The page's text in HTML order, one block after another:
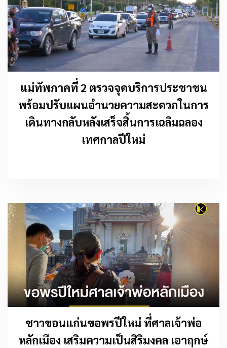
แม่ทัพภาคที่ 2 ตรวจจุดบริการประชาชน
พร้อมปรับแผนอำนวยความสะดวกในการ
เดินทางกลับหลังเสร็จสิ้นการเฉลิมฉลอง
เทศกาลปีใหม่
ชาวขอนแก่นขอพรปีใหม่ ที่ศาลเจ้าพ่อ
หลักเมือง เสริมความเป็นสิริมงคล เอาฤกษ์